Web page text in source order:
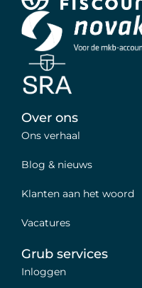
Over ons
Ons verhaal
Blog & nieuws
Klanten aan het woord
Vacatures
Grub services
Inloggen